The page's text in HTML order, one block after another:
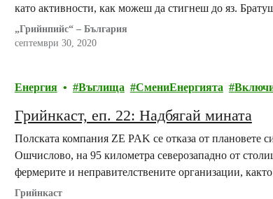
като активности, как можеш да стигнеш до яз.
противоепидемичните мерки.
„Грийнпийс“ – България
септември 30, 2020
Енергия Въглища СмениЕнергията
Грийнкаст, еп. 22: Надбягай мината
Полската компания ZE PAK се отказа от плановете
Ошчислово, на 95 километра северозападно от
фермерите и неправителствените организации,
Развръзката там се случва броени дни преди едно
Грийнкаст